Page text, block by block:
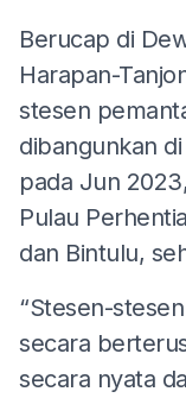
Berucap di
Harapan-
stesen
dibangunkan
pada Jun
Pulau
dan Bintulu,
“Stesen-
secara
secara nyata